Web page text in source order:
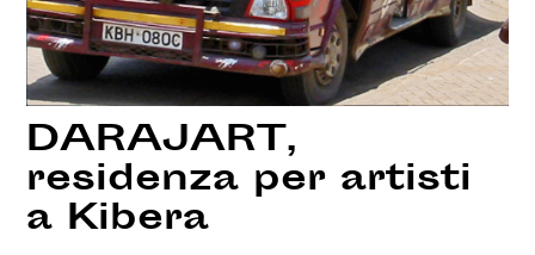
DARAJART,
residenza per artisti
a Kibera